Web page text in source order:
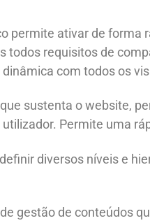
permite ativar de forma
todos requisitos de
dinâmica com todos os
sustenta o website,
utilizador. Permite uma
diversos níveis e
gestão de conteúdos